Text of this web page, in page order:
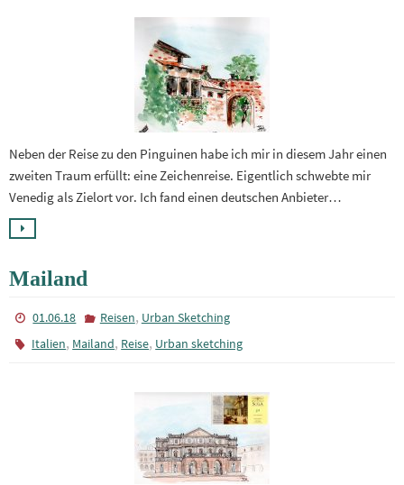
Neben der Reise zu den Pinguinen habe ich mir in diesem Jahr einen
zweiten Traum erfüllt: eine Zeichenreise. Eigentlich schwebte mir
Venedig als Zielort vor. Ich fand einen deutschen Anbieter…
Mailand
01.06.18 Reisen, Urban Sketching
Italien, Mailand, Reise, Urban sketching